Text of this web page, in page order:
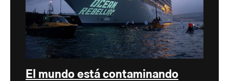
El mundo está contaminando